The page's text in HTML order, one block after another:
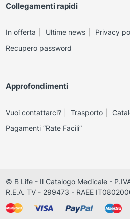
Collegamenti rapidi
In offerta Ultime news Privacy
Recupero password
Approfondimenti
Vuoi contattarci? Trasporto
Pagamenti “Rate Facili”
© B Life - Il Catalogo Medicale -
R.E.A. TV - 299473 - RAEE